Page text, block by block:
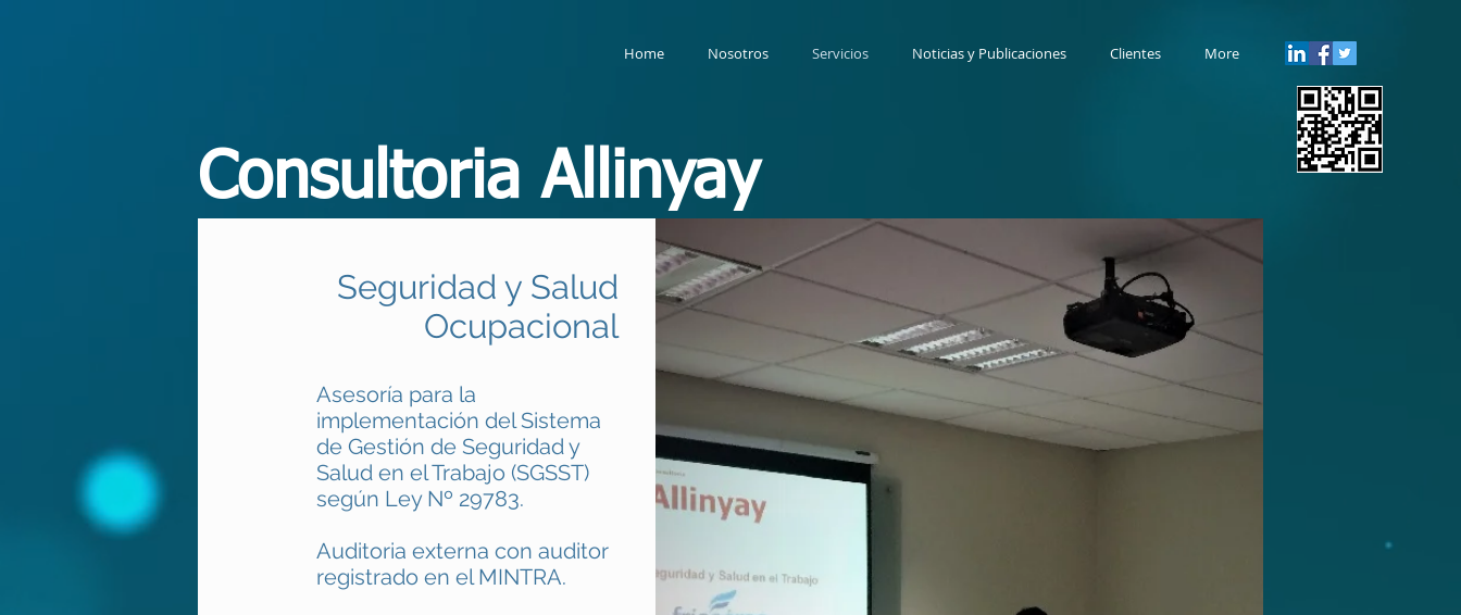
Home Nosotros Servicios Noticias y Publicaciones Clientes More
Consultoria Allinyay
Seguridad y Salud
Ocupacional
Asesoría para la
implementación del Sistema
de Gestión de Seguridad y
Salud en el Trabajo (SGSST)
según Ley Nº 29783.
Auditoria externa con auditor
registrado en el MINTRA.